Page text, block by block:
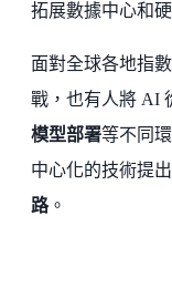
拓展數據中心和
面對全球各地指
戰，也有人將 AI
模型部署等不同
中心化的技術提
路。